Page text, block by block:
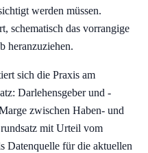
werden müssen.
schematisch das vorrangige
heranzuziehen.
sich die Praxis am
Darlehensgeber und -
zwischen Haben- und
mit Urteil vom
Datenquelle für die aktuellen